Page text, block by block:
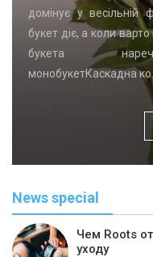
домінує у весільній
букет діє, а коли
букета
монобукетКаскадна ко…
News special
Чем Roots
уходу